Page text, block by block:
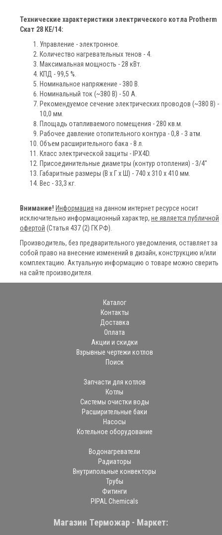
Технические характеристики электрического котла Protherm
Скат 28 КЕ/14:
Управление - электронное.
Количество нагревательных тенов - 4.
Максимальная мощность - 28 кВт.
КПД - 99,5 %.
Номинальное напряжение - 380 В.
Номинальный ток (~380 В) - 50 А.
Рекомендуемое сечение электрических проводов (~380 В) -
10,0 мм.
Площадь отапливаемого помещения - 280 кв.м.
Рабочее давление отопительного контура - 0,8 - 3 атм.
Объем расширительного бака - 8 л.
Класс электрической защиты - IPX4D.
Присоединительные диаметры (контур отопления) - 3/4"
Габаритные размеры (В х Г х Ш) - 740 х 310 х 410 мм.
Вес - 33,3 кг.
Внимание! Информация на данном интернет ресурсе носит
исключительно информационный характер, не является публичной
офертой (Статья 437 (2) ГК РФ).
Производитель, без предварительного уведомления, оставляет за
собой право на внесение изменений в дизайн, конструкцию и/или
комплектацию. Актуальную информацию о товаре можно сверить
на сайте производителя.
Каталог
Контакты
Доставка
Оплата
Акции и скидки
Взрывные чертежи котлов
Поиск
Запчасти для котлов
Котлы
Системы очистки воды
Расширительные баки
Насосы
Котельное оборудование
Водонагреватели
Радиаторы
Внутрипольные конвекторы
Трубы
Фитинги
PIPAL Chemicals
Магазин Терможар - Маркет: